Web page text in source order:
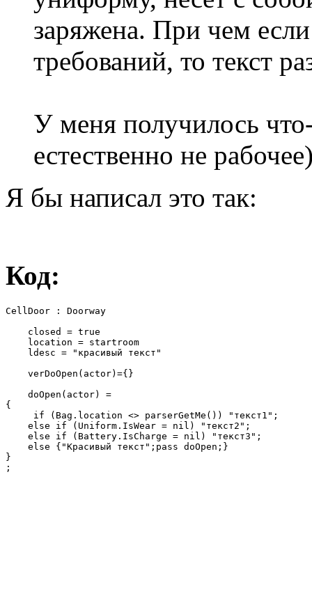
заряжена. При чем
требований, то текст
У меня получилось
естественно не
Я бы написал это так:
Код:
CellDoor : Doorway
    closed = true
    location = startroom
    ldesc = "красивый текст"
    verDoOpen(actor)={}
    doOpen(actor) =
{
     if (Bag.location <> parserGetMe()) "текст1";
    else if (Uniform.IsWear = nil) "текст2";
    else if (Battery.IsCharge = nil) "текст3";
    else {"Красивый текст";pass doOpen;}
}
;